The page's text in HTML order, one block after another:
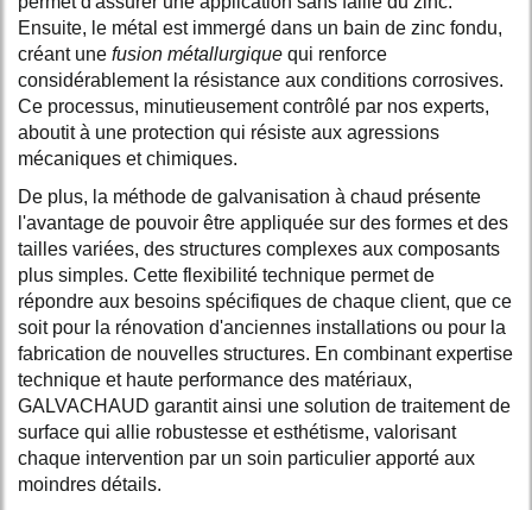
Ensuite, le métal est immergé dans un bain de zinc fondu,
créant une fusion métallurgique qui renforce
considérablement la résistance aux conditions corrosives.
Ce processus, minutieusement contrôlé par nos experts,
aboutit à une protection qui résiste aux agressions
mécaniques et chimiques.
De plus, la méthode de galvanisation à chaud présente
l'avantage de pouvoir être appliquée sur des formes et des
tailles variées, des structures complexes aux composants
plus simples. Cette flexibilité technique permet de
répondre aux besoins spécifiques de chaque client, que ce
soit pour la rénovation d'anciennes installations ou pour la
fabrication de nouvelles structures. En combinant expertise
technique et haute performance des matériaux,
GALVACHAUD garantit ainsi une solution de traitement de
surface qui allie robustesse et esthétisme, valorisant
chaque intervention par un soin particulier apporté aux
moindres détails.